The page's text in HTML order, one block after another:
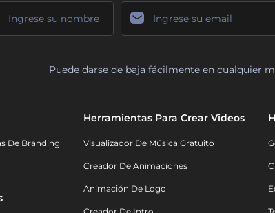
Puede darse de baja fácilmente en cualquier
De Branding
Herramientas Para Crear Videos
Visualizador De Música Gratuito
Creador De Animaciones
Animación De Logo